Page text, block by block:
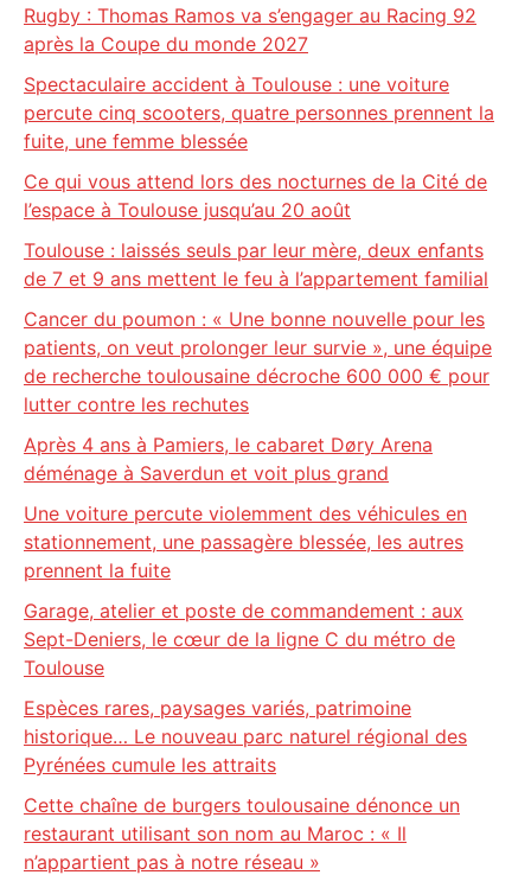
Rugby : Thomas Ramos va s’engager au Racing 92
après la Coupe du monde 2027
Spectaculaire accident à Toulouse : une voiture
percute cinq scooters, quatre personnes prennent la
fuite, une femme blessée
Ce qui vous attend lors des nocturnes de la Cité de
l’espace à Toulouse jusqu’au 20 août
Toulouse : laissés seuls par leur mère, deux enfants
de 7 et 9 ans mettent le feu à l’appartement familial
Cancer du poumon : « Une bonne nouvelle pour les
patients, on veut prolonger leur survie », une équipe
de recherche toulousaine décroche 600 000 € pour
lutter contre les rechutes
Après 4 ans à Pamiers, le cabaret Døry Arena
déménage à Saverdun et voit plus grand
Une voiture percute violemment des véhicules en
stationnement, une passagère blessée, les autres
prennent la fuite
Garage, atelier et poste de commandement : aux
Sept-Deniers, le cœur de la ligne C du métro de
Toulouse
Espèces rares, paysages variés, patrimoine
historique… Le nouveau parc naturel régional des
Pyrénées cumule les attraits
Cette chaîne de burgers toulousaine dénonce un
restaurant utilisant son nom au Maroc : « Il
n’appartient pas à notre réseau »